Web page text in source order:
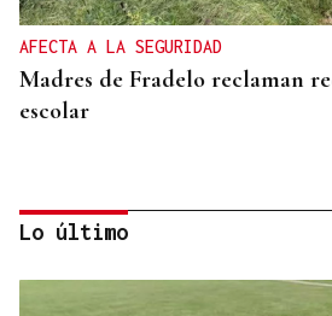
AFECTA A LA SEGURIDAD
Madres de Fradelo reclaman
escolar
Lo último